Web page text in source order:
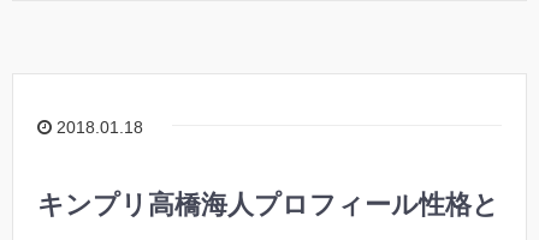
2018.01.18
キンプリ高橋海人プロフィール性格と